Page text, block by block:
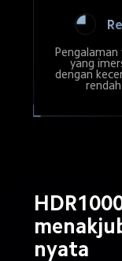
Pengalaman
yang
dengan
rendah
nyata